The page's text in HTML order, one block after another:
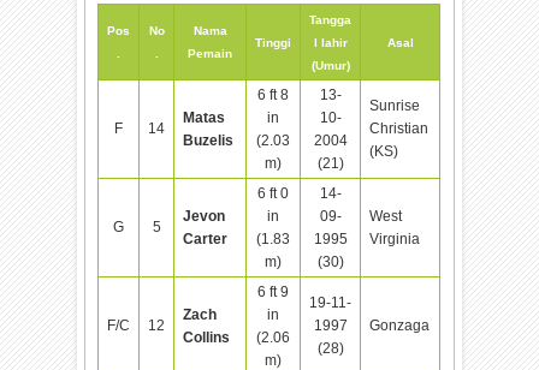
Pos
No
Nama
Pemain
Tinggi
Tangga
l lahir
(Umur)
Asal
F 14
Matas
Buzelis
6 ft 8
in
(2.03
m)
13-
10-
2004
(21)
Sunrise
Christian
(KS)
G 5
Jevon
Carter
6 ft 0
in
(1.83
m)
14-
09-
1995
(30)
West
Virginia
F/C 12
Zach
Collins
6 ft 9
in
(2.06
m)
19-11-
1997
(28)
Gonzaga